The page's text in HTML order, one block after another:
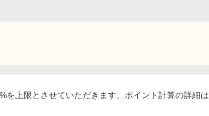
上限とさせていただきます。ポイント計算の詳細は